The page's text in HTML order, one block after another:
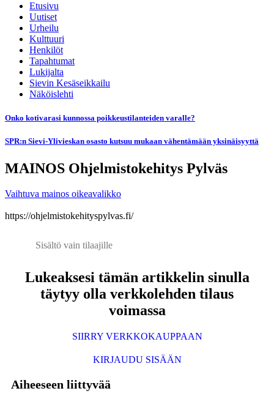
Etusivu
Uutiset
Urheilu
Kulttuuri
Henkilöt
Tapahtumat
Lukijalta
Sievin Kesäseikkailu
Näköislehti
Onko kotivarasi kunnossa poikkeustilanteiden varalle?
SPR:n Sievi-Ylivieskan osasto kutsuu mukaan vähentämään yksinäisyyttä
MAINOS Ohjelmistokehitys Pylväs
Vaihtuva mainos oikeavalikko
https://ohjelmistokehityspylvas.fi/
Sisältö vain tilaajille
Lukeaksesi tämän artikkelin sinulla
täytyy olla verkkolehden tilaus
voimassa
SIIRRY VERKKOKAUPPAAN
KIRJAUDU SISÄÄN
Aiheeseen liittyvää